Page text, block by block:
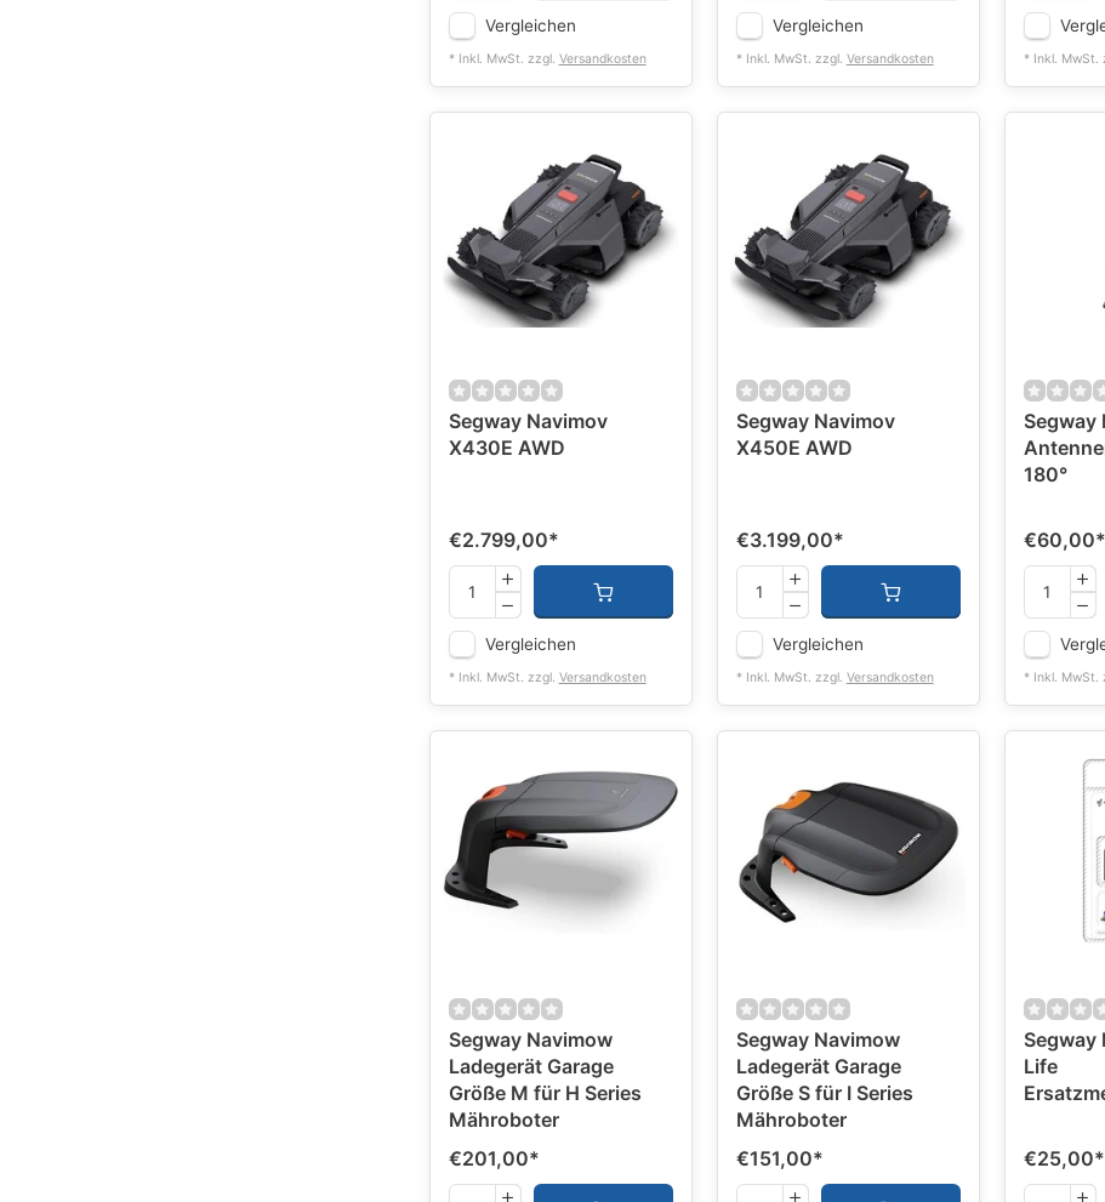
Vergleichen
* Inkl. MwSt. zzgl. Versandkosten
Vergleichen
* Inkl. MwSt. zzgl. Versandkosten * Inkl. MwSt.
Segway Navimov
X430E AWD
€2.799,00*
Vergleichen
* Inkl. MwSt. zzgl. Versandkosten
Segway Navimov
X450E AWD
€3.199,00*
Vergleichen
* Inkl. MwSt. zzgl. Versandkosten
Segway
180°
€60,00*
* Inkl. MwSt.
Segway Navimow
Ladegerät Garage
Größe M für H Series
Mähroboter
€201,00*
Segway Navimow
Ladegerät Garage
Größe S für I Series
Mähroboter
€151,00*
Segway
Life
€25,00*